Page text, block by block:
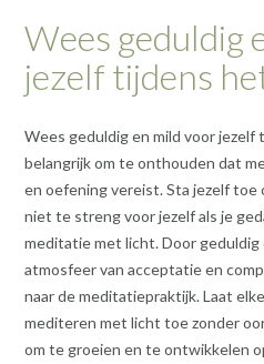
Wees geduldig
jezelf tijdens
Wees geduldig en mild voor
belangrijk om te onthouden dat
en oefening vereist. Sta jezelf toe
niet te streng voor jezelf als je
meditatie met licht. Door geduldig
atmosfeer van acceptatie en
naar de meditatiepraktijk. Laat
mediteren met licht toe zonder
om te groeien en te ontwikkelen